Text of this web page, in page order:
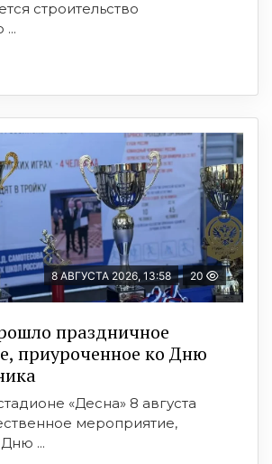
строительство
8 АВГУСТА 2026, 13:58 20
праздничное
приуроченное ко Дню
«Десна» 8 августа
мероприятие,
...